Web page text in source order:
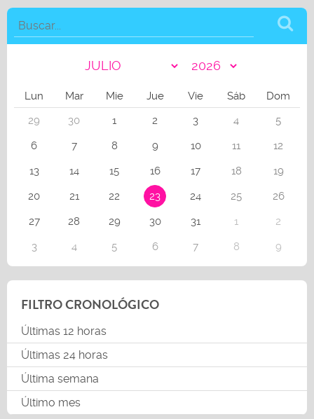
Lun Mar Mie Jue Vie Sáb
Dom
29
30 1 2 3 4
5
6
7 8 9 10 11
12
13
14 15 16 17 18
19
20
21 22 23 24 25
26
27
28 29 30 31 1
2
3
4 5 6 7 8 9
FILTRO CRONOLÓGICO
Últimas 12 horas
Últimas 24 horas
Última semana
Último mes